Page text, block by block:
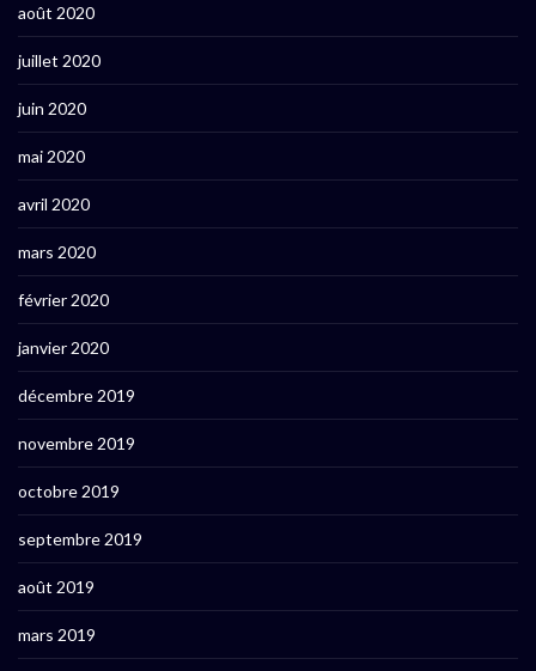
août 2020
juillet 2020
juin 2020
mai 2020
avril 2020
mars 2020
février 2020
janvier 2020
décembre 2019
novembre 2019
octobre 2019
septembre 2019
août 2019
mars 2019